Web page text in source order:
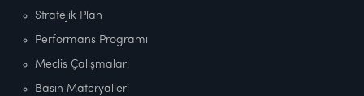
Stratejik Plan
Performans Programı
Meclis Çalışmaları
Basın Materyalleri